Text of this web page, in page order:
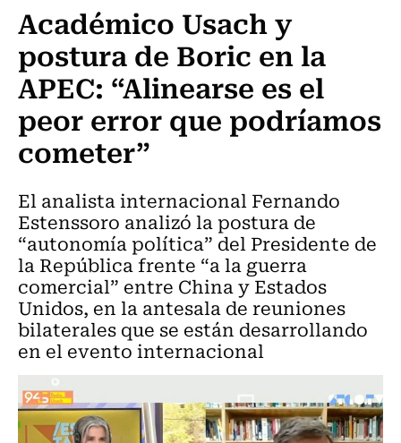
Académico Usach y
postura de Boric en la
APEC: “Alinearse es el
peor error que podríamos
cometer”
El analista internacional Fernando
Estenssoro analizó la postura de
“autonomía política” del Presidente de
la República frente “a la guerra
comercial” entre China y Estados
Unidos, en la antesala de reuniones
bilaterales que se están desarrollando
en el evento internacional